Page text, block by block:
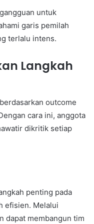
untuk
garis pemilah
terlalu intens.
Langkah
outcome
cara ini, anggota
dikritik setiap
penting pada
efisien. Melalui
dapat membangun tim